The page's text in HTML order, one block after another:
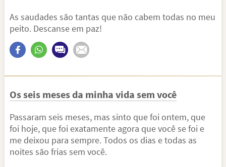
As saudades são tantas que não cabem todas no meu
peito. Descanse em paz!
Os seis meses da minha vida sem você
Passaram seis meses, mas sinto que foi ontem, que
foi hoje, que foi exatamente agora que você se foi e
me deixou para sempre. Todos os dias e todas as
noites são frias sem você.